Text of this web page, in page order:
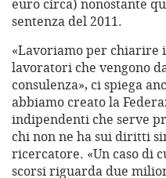
euro circa) nonostante
sentenza del 2011.
«Lavoriamo per
lavoratori che vengono
consulenza», ci spiega
abbiamo creato la
indipendenti che serve
chi non ne ha sui diritti
ricercatore. «Un caso di
scorsi riguarda due